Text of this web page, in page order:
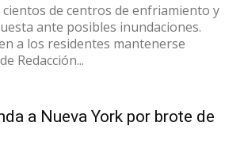
de centros de enfriamiento y
ante posibles inundaciones.
a los residentes mantenerse
Redacción...
a Nueva York por brote de